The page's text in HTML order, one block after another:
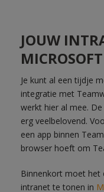
JOUW
Je kunt al een tijdje
integratie met
werkt hier al mee.
erg veelbelovend.
een app binnen
browser hoeft om
Binnenkort moet
intranet te tonen in